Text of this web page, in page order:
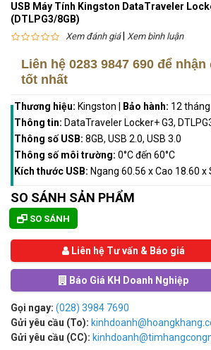
USB Máy Tính Kingston DataTraveler
(DTLPG3/8GB)
Xem đánh giá| Xem bình luận
Liên hệ 0283 9847 690 để nhận
tốt nhất
Thương hiệu: Kingston Bảo hành: 12 tháng
Thông tin: DataTraveler Locker+ G3,
Thông số USB: 8GB, USB 2.0, USB 3.0
Thông số môi trường: 0°C đến 60°C
Kích thước USB: Ngang 60.56 x Cao 18.60
SO SÁNH SẢN PHẨM
SO SÁNH
Liên hệ Tư vấn & Báo giá
Báo Giá KH Doanh Nghiệp
Gọi ngay: (028) 3984 7690
Gửi yêu cầu (To):
Gửi yêu cầu (CC):